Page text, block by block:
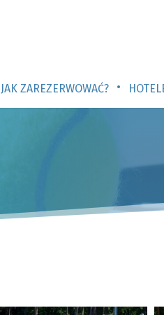
JAK ZAREZERWOWAĆ? •